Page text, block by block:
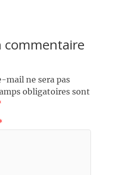
commentaire
mail ne sera pas
obligatoires sont